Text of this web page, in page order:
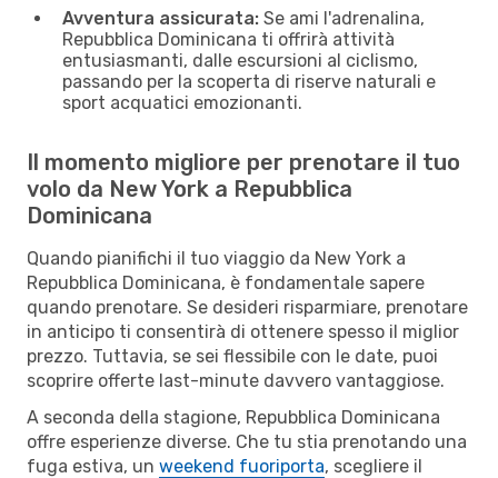
Avventura assicurata: Se ami l'adrenalina,
Repubblica Dominicana ti offrirà attività
entusiasmanti, dalle escursioni al ciclismo,
passando per la scoperta di riserve naturali e
sport acquatici emozionanti.
Il momento migliore per prenotare il tuo
volo da New York a Repubblica
Dominicana
Quando pianifichi il tuo viaggio da New York a
Repubblica Dominicana, è fondamentale sapere
quando prenotare. Se desideri risparmiare, prenotare
in anticipo ti consentirà di ottenere spesso il miglior
prezzo. Tuttavia, se sei flessibile con le date, puoi
scoprire offerte last-minute davvero vantaggiose.
A seconda della stagione, Repubblica Dominicana
offre esperienze diverse. Che tu stia prenotando una
fuga estiva, un weekend fuoriporta, scegliere il